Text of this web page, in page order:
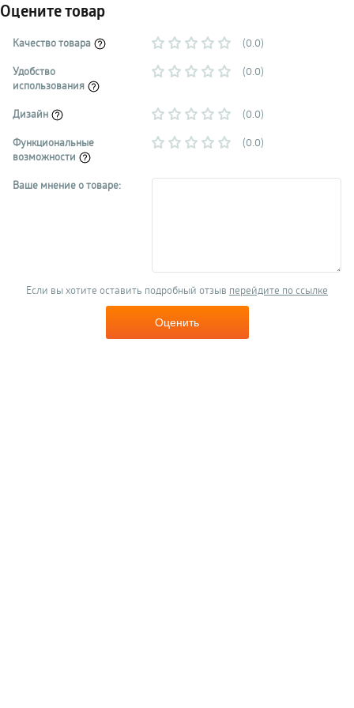
Оцените товар
Качество товара
(0.0)
Удобство
использования
(0.0)
Дизайн
(0.0)
Функциональные
возможности
(0.0)
Ваше мнение о товаре:
Если вы хотите оставить подробный отзыв перейдите по ссылке
Оценить